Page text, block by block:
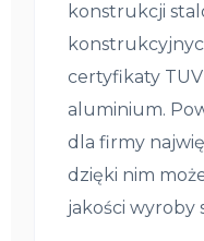
konstrukcji
certyfikaty TUV
aluminium.
dla firmy
dzięki nim
jakości wyroby